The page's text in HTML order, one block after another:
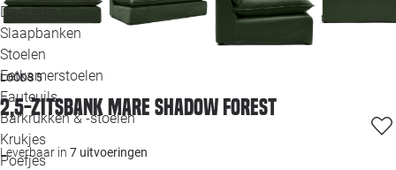
Daybeds
Slaapbanken
Stoelen
Eetkamerstoelen
Fauteuils
Barkrukken & -stoelen
Krukjes
Poefjes
LOODS 5
2,5-zitsbank Mare shadow forest
Leverbaar in 7 uitvoeringen